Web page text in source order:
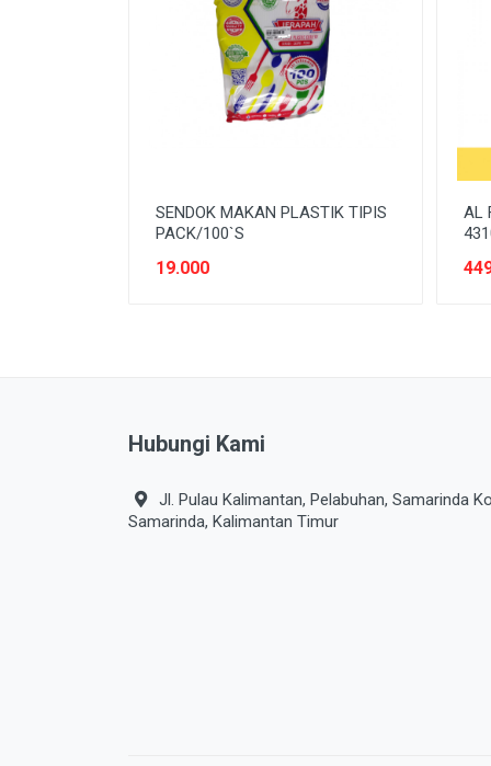
TISSUE & KAPAS
SENDOK MAKAN PLASTIK TIPIS
PACK/100`S
19.000
AL
Hubungi Kami
Jl. Pulau Kalimantan, Pelabuhan, Samarinda
Samarinda, Kalimantan Timur